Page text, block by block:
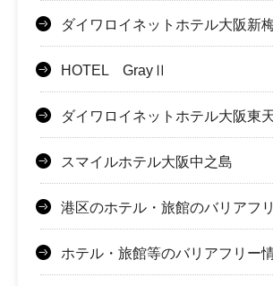
ダイワロイネットホテル大阪新
HOTEL GrayⅡ
ダイワロイネットホテル大阪東
スマイルホテル大阪中之島
港区のホテル・旅館のバリアフ
ホテル・旅館等のバリアフリー